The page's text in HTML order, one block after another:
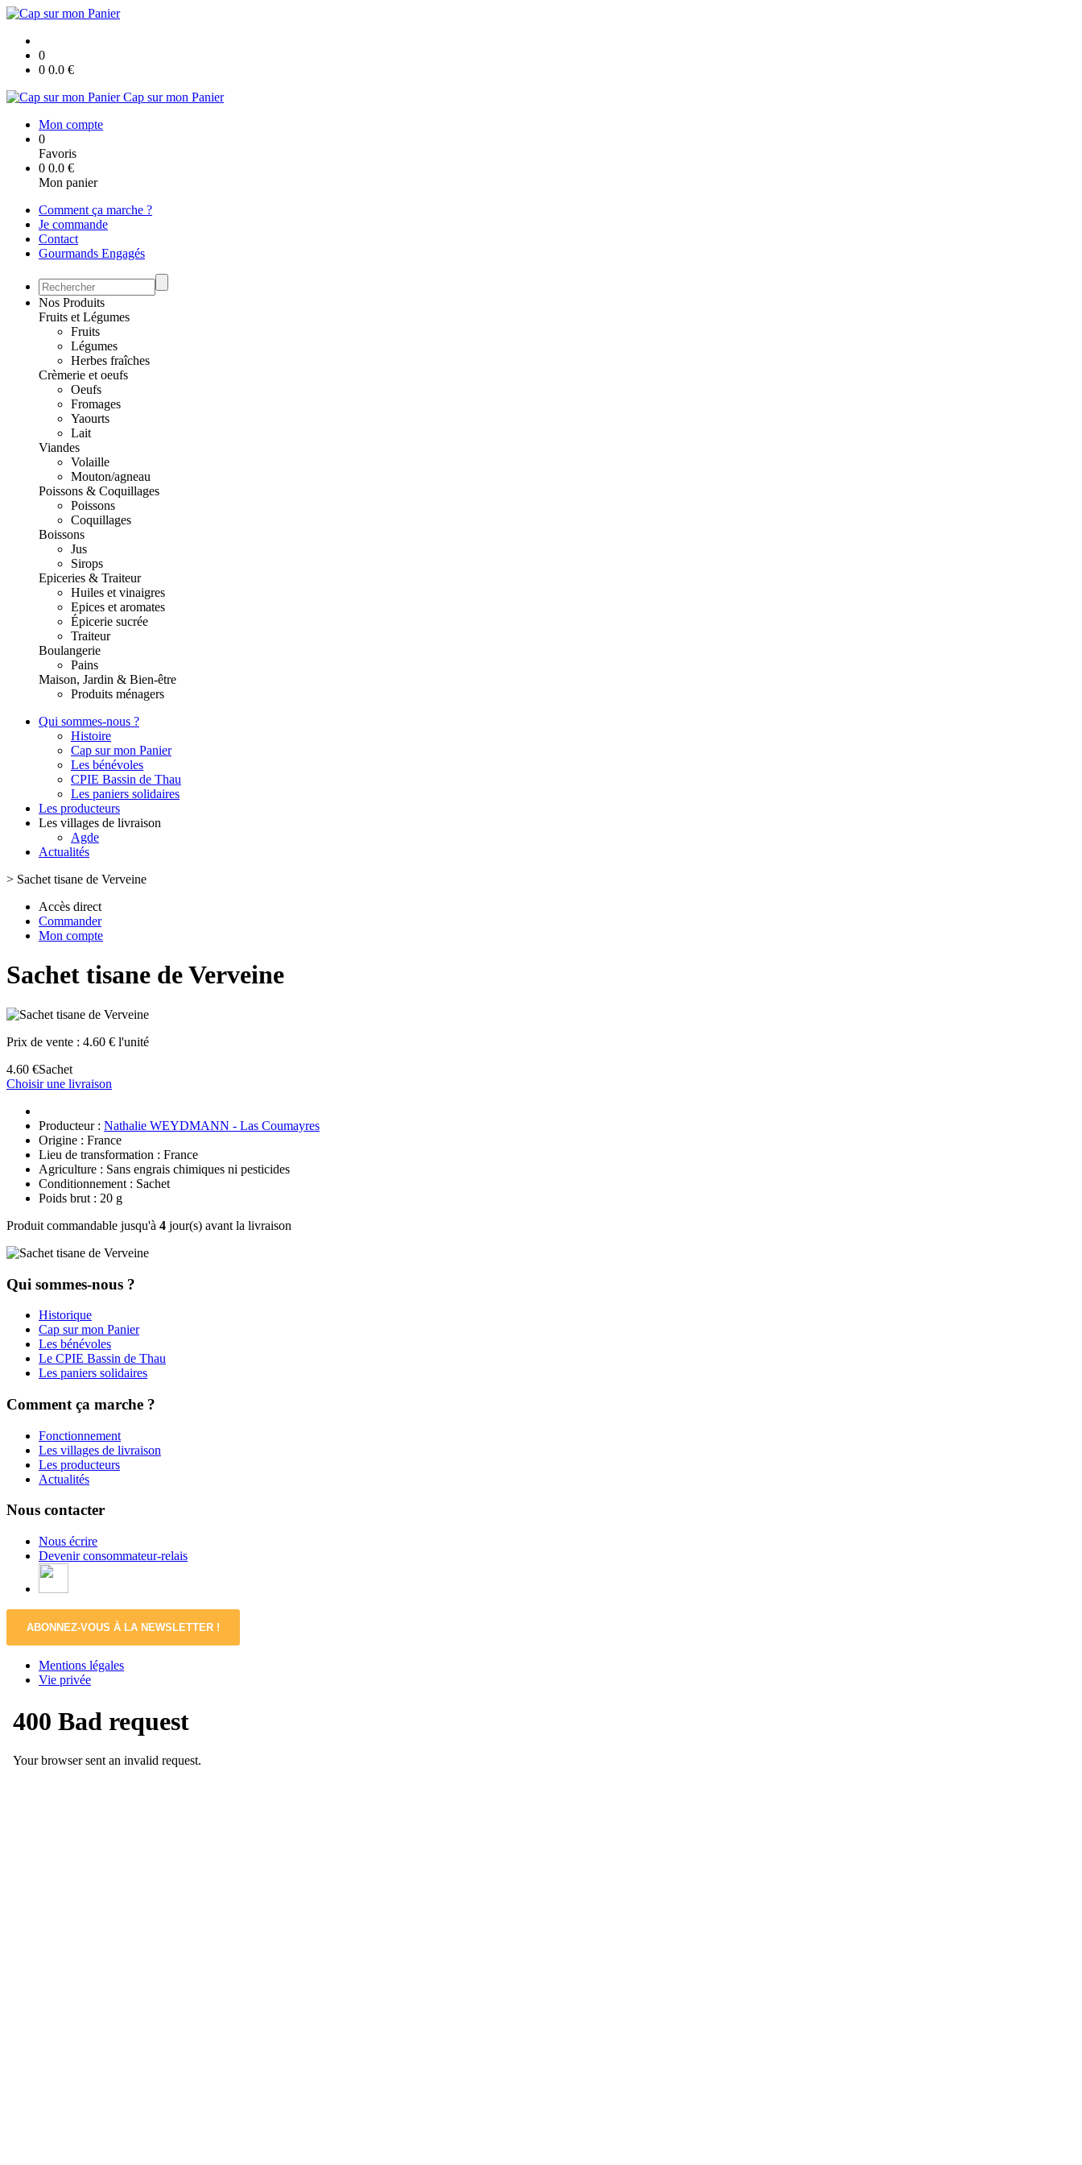
0
0 0.0 €
Cap sur mon Panier
Mon compte
0
Favoris
0 0.0 €
Mon panier
Comment ça marche ?
Je commande
Contact
Gourmands Engagés
Nos Produits
Fruits et Légumes
Fruits
Légumes
Herbes fraîches
Crèmerie et oeufs
Oeufs
Fromages
Yaourts
Lait
Viandes
Volaille
Mouton/agneau
Poissons & Coquillages
Poissons
Coquillages
Boissons
Jus
Sirops
Epiceries & Traiteur
Huiles et vinaigres
Epices et aromates
Épicerie sucrée
Traiteur
Boulangerie
Pains
Maison, Jardin & Bien-être
Produits ménagers
Qui sommes-nous ?
Histoire
Cap sur mon Panier
Les bénévoles
CPIE Bassin de Thau
Les paniers solidaires
Les producteurs
Les villages de livraison
Agde
Actualités
> Sachet tisane de Verveine
Accès direct
Commander
Mon compte
Sachet tisane de Verveine
Prix de vente : 4.60 € l'unité
4.60 €Sachet
Choisir une livraison
Producteur : Nathalie WEYDMANN - Las Coumayres
Origine : France
Lieu de transformation : France
Agriculture : Sans engrais chimiques ni pesticides
Conditionnement : Sachet
Poids brut : 20 g
Produit commandable jusqu'à 4 jour(s) avant la livraison
Qui sommes-nous ?
Historique
Cap sur mon Panier
Les bénévoles
Le CPIE Bassin de Thau
Les paniers solidaires
Comment ça marche ?
Fonctionnement
Les villages de livraison
Les producteurs
Actualités
Nous contacter
Nous écrire
Devenir consommateur-relais
ABONNEZ-VOUS À LA NEWSLETTER !
Mentions légales
Vie privée